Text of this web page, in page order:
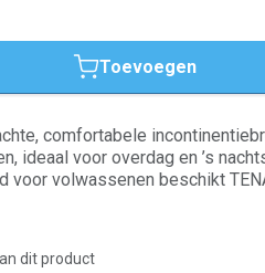
Toevoegen
comfortabele
ideaal voor overdag en ’s
voor volwassenen beschikt
van FeelDry Advanced
oppervlak en vervolgens
dit product